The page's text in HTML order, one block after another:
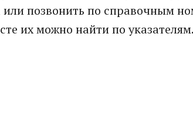
позвонить по справочным
их можно найти по указателям.